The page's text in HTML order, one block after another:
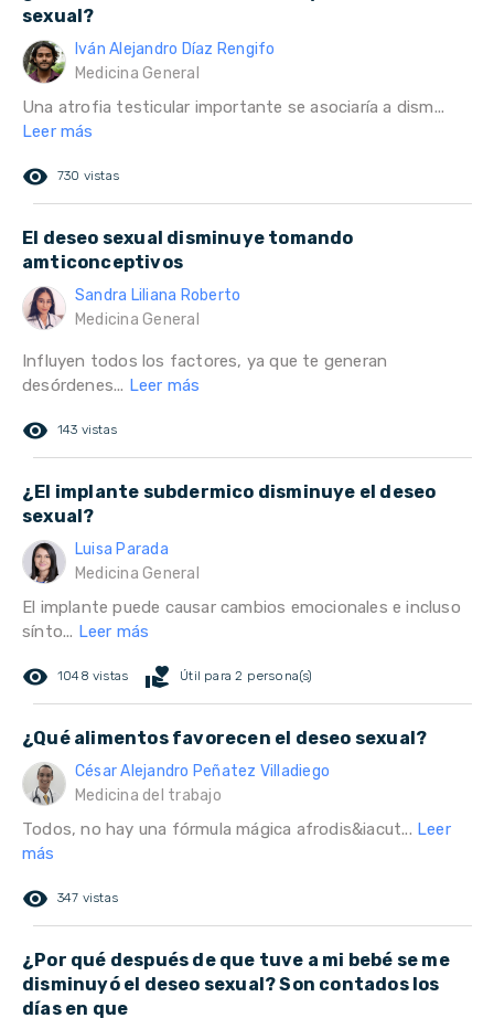
sexual?
Iván Alejandro Díaz Rengifo
Medicina General
Una atrofia testicular importante se asociaría a dism...
Leer más
remove_red_eye 730 vistas
El deseo sexual disminuye tomando
amticonceptivos
Sandra Liliana Roberto
Medicina General
Influyen todos los factores, ya que te generan
desórdenes... Leer más
remove_red_eye 143 vistas
¿El implante subdermico disminuye el deseo
sexual?
Luisa Parada
Medicina General
El implante puede causar cambios emocionales e incluso
sínto... Leer más
remove_red_eye 1048 vistas volunteer_activism Útil para 2 persona(s)
¿Qué alimentos favorecen el deseo sexual?
César Alejandro Peñatez Villadiego
Medicina del trabajo
Todos, no hay una fórmula mágica afrodis&iacut... Leer
más
remove_red_eye 347 vistas
¿Por qué después de que tuve a mi bebé se me
disminuyó el deseo sexual? Son contados los
días en que